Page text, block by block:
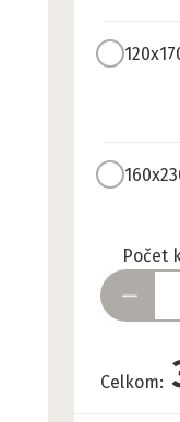
Počet
Celkom: